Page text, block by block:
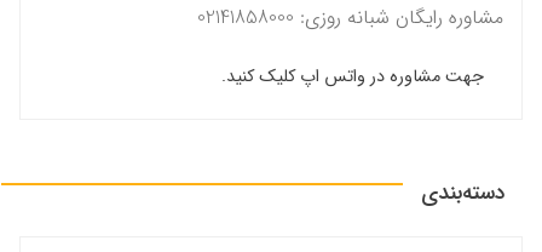
مشاوره رایگان شبانه روزی: 02141858000
جهت مشاوره در واتس اپ کلیک کنید.
دسته‌بندی